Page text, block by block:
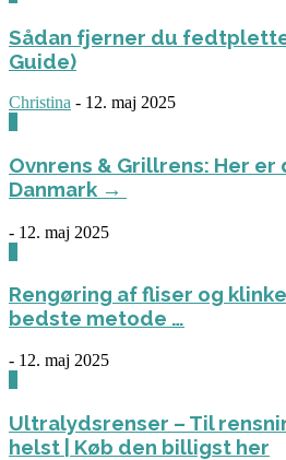
Sådan fjerner du
Guide)
Christina - 12. maj 2025
Ovnrens & Grillrens: Her er
Danmark →
- 12. maj 2025
Rengøring af fliser og
bedste metode …
- 12. maj 2025
Ultralydsrenser – Til
helst | Køb den billigst her